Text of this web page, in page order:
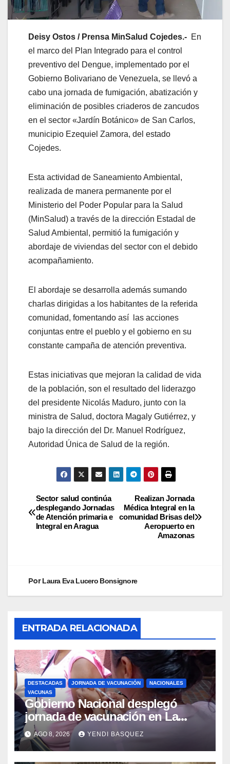
Deisy Ostos / Prensa MinSalud Cojedes.- En
el marco del Plan Integrado para el control
preventivo del Dengue, implementado por el
Gobierno Bolivariano de Venezuela, se llevó a
cabo una jornada de fumigación, abatización y
eliminación de posibles criaderos de zancudos
en el sector «Jardín Botánico» de San Carlos,
municipio Ezequiel Zamora, del estado
Cojedes.
Esta actividad de Saneamiento Ambiental,
realizada de manera permanente por el
Ministerio del Poder Popular para la Salud
(MinSalud) a través de la dirección Estadal de
Salud Ambiental, permitió la fumigación y
abordaje de viviendas del sector con el debido
acompañamiento.
El abordaje se desarrolla además sumando
charlas dirigidas a los habitantes de la referida
comunidad, fomentando así las acciones
conjuntas entre el pueblo y el gobierno en su
constante campaña de atención preventiva.
Estas iniciativas que mejoran la calidad de vida
de la población, son el resultado del liderazgo
del presidente Nicolás Maduro, junto con la
ministra de Salud, doctora Magaly Gutiérrez, y
bajo la dirección del Dr. Manuel Rodríguez,
Autoridad Única de Salud de la región.
Realizan Jornada
Médica Integral en la
comunidad Brisas del
Aeropuerto en
Amazonas
Sector salud continúa
desplegando Jornadas
de Atención primaria e
Integral en Aragua
PorLaura Eva Lucero Bonsignore
ENTRADA RELACIONADA
DESTACADAS JORNADA DE VACUNACIÓN
NACIONALES
VACUNAS
Gobierno Nacional desplegó
jornada de vacunación en La
Guaira para garantizar protección
epidemiológica
AGO 8, 2026 YENDI BASQUEZ